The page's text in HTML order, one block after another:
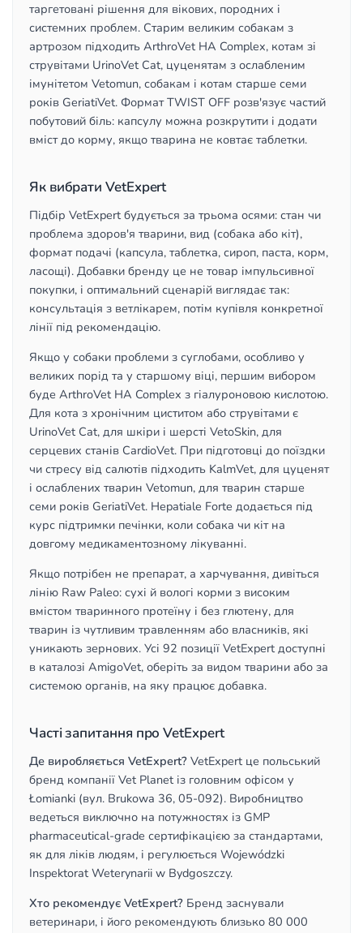
таргетовані рішення для вікових, породних і
системних проблем. Старим великим собакам з
артрозом підходить ArthroVet HA Complex, котам зі
струвітами UrinoVet Cat, цуценятам з ослабленим
імунітетом Vetomun, собакам і котам старше семи
років GeriatiVet. Формат TWIST OFF розв'язує частий
побутовий біль: капсулу можна розкрутити і додати
вміст до корму, якщо тварина не ковтає таблетки.
Як вибрати VetExpert
Підбір VetExpert будується за трьома осями: стан чи
проблема здоров'я тварини, вид (собака або кіт),
формат подачі (капсула, таблетка, сироп, паста, корм,
ласощі). Добавки бренду це не товар імпульсивної
покупки, і оптимальний сценарій виглядає так:
консультація з ветлікарем, потім купівля конкретної
лінії під рекомендацію.
Якщо у собаки проблеми з суглобами, особливо у
великих порід та у старшому віці, першим вибором
буде ArthroVet HA Complex з гіалуроновою кислотою.
Для кота з хронічним циститом або струвітами є
UrinoVet Cat, для шкіри і шерсті VetoSkin, для
серцевих станів CardioVet. При підготовці до поїздки
чи стресу від салютів підходить KalmVet, для цуценят
і ослаблених тварин Vetomun, для тварин старше
семи років GeriatiVet. Hepatiale Forte додається під
курс підтримки печінки, коли собака чи кіт на
довгому медикаментозному лікуванні.
Якщо потрібен не препарат, а харчування, дивіться
лінію Raw Paleo: сухі й вологі корми з високим
вмістом тваринного протеїну і без глютену, для
тварин із чутливим травленням або власників, які
уникають зернових. Усі 92 позиції VetExpert доступні
в каталозі AmigoVet, оберіть за видом тварини або за
системою органів, на яку працює добавка.
Часті запитання про VetExpert
Де виробляється VetExpert? VetExpert це польський
бренд компанії Vet Planet із головним офісом у
Łomianki (вул. Brukowa 36, 05-092). Виробництво
ведеться виключно на потужностях із GMP
pharmaceutical-grade сертифікацією за стандартами,
як для ліків людям, і регулюється Wojewódzki
Inspektorat Weterynarii w Bydgoszczy.
Хто рекомендує VetExpert? Бренд заснували
ветеринари, і його рекомендують близько 80 000